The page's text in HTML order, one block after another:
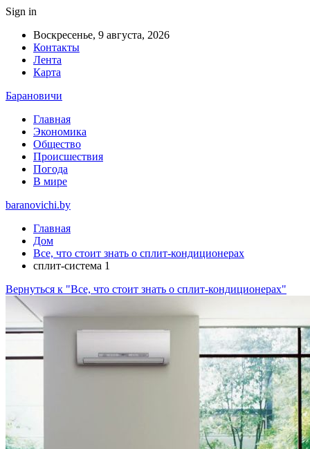
Sign in
Воскресенье, 9 августа, 2026
Контакты
Лента
Карта
Барановичи
Главная
Экономика
Общество
Происшествия
Погода
В мире
baranovichi.by
Главная
Дом
Все, что стоит знать о сплит-кондиционерах
сплит-система 1
Вернуться к "Все, что стоит знать о сплит-кондиционерах"